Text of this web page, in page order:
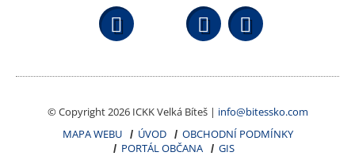
Facebook YouTube
© Copyright 2026 ICKK Velká Bíteš | info@bitessko.com
MAPA WEBU
ÚVOD
OBCHODNÍ PODMÍNKY
PORTÁL OBČANA
GIS